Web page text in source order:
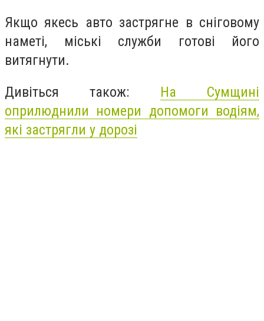
Якщо якесь авто застрягне в сніговому
наметі, міські служби готові його
витягнути.
Дивіться також: На Сумщині
оприлюднили номери допомоги водіям,
які застрягли у дорозі